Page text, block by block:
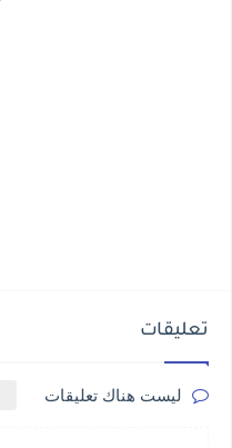
تعليقات
ليست هناك تعليقات